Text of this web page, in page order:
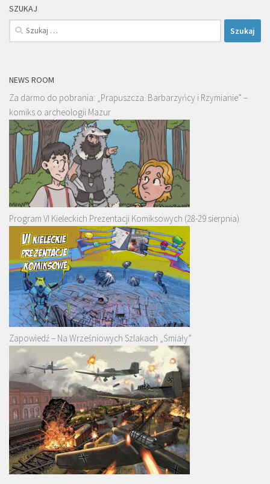
SZUKAJ
Szukaj:
NEWS ROOM
Za darmo do pobrania: „Prapuszcza. Barbarzyńcy i Rzymianie” –
komiks o archeologii Mazur
Program VI Kieleckich Prezentacji Komiksowych (28-29 sierpnia)
Zapowiedź – Na Wrześniowych Szlakach „Śmiały”